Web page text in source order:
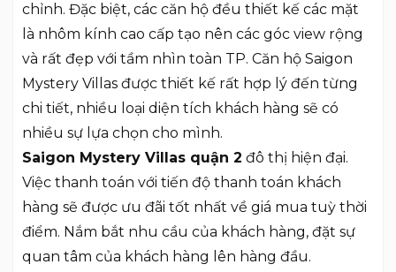
chỉnh. Đặc biệt, các căn hộ đều thiết kế các mặt
là nhôm kính cao cấp tạo nên các góc view rộng
và rất đẹp với tầm nhìn toàn TP. Căn hộ Saigon
Mystery Villas được thiết kế rất hợp lý đến từng
chi tiết, nhiều loại diện tích khách hàng sẽ có
nhiều sự lựa chọn cho mình.
Saigon Mystery Villas quận 2 đô thị hiện đại.
Việc thanh toán với tiến độ thanh toán khách
hàng sẽ được ưu đãi tốt nhất về giá mua tuỳ thời
điểm. Nắm bắt nhu cầu của khách hàng, đặt sự
quan tâm của khách hàng lên hàng đầu.